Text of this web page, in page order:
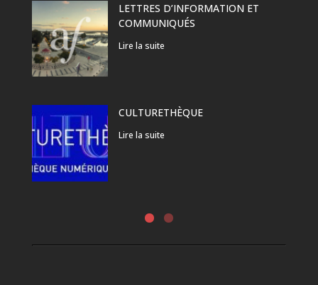
LETTRES D’INFORMATION ET
COMMUNIQUÉS
Lire la suite
CULTURETHÈQUE
Lire la suite